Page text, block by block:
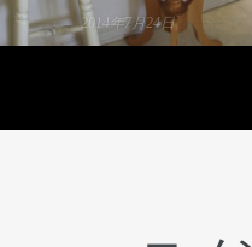
2014年7月24日